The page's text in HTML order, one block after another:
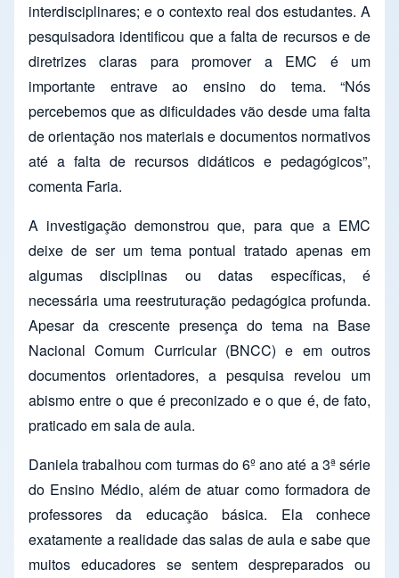
interdisciplinares; e o contexto real dos estudantes. A
pesquisadora identificou que a falta de recursos e de
diretrizes claras para promover a EMC é um
importante entrave ao ensino do tema. “Nós
percebemos que as dificuldades vão desde uma falta
de orientação nos materiais e documentos normativos
até a falta de recursos didáticos e pedagógicos”,
comenta Faria.
A investigação demonstrou que, para que a EMC
deixe de ser um tema pontual tratado apenas em
algumas disciplinas ou datas específicas, é
necessária uma reestruturação pedagógica profunda.
Apesar da crescente presença do tema na Base
Nacional Comum Curricular (BNCC) e em outros
documentos orientadores, a pesquisa revelou um
abismo entre o que é preconizado e o que é, de fato,
praticado em sala de aula.
Daniela trabalhou com turmas do 6º ano até a 3ª série
do Ensino Médio, além de atuar como formadora de
professores da educação básica. Ela conhece
exatamente a realidade das salas de aula e sabe que
muitos educadores se sentem despreparados ou